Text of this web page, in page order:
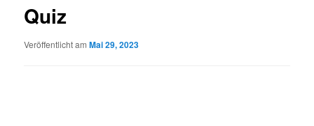
Quiz
Veröffentlicht amMai 29, 2023